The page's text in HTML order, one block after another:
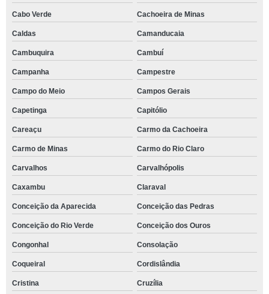
Cabo Verde Cachoeira de Minas
Caldas Camanducaia
Cambuquira Cambuí
Campanha Campestre
Campo do Meio Campos Gerais
Capetinga Capitólio
Careaçu Carmo da Cachoeira
Carmo de Minas Carmo do Rio Claro
Carvalhos Carvalhópolis
Caxambu Claraval
Conceição da Aparecida Conceição das Pedras
Conceição do Rio Verde Conceição dos Ouros
Congonhal Consolação
Coqueiral Cordislândia
Cristina Cruzília